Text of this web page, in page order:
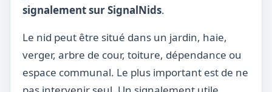
signalement sur SignalNids.
Le nid peut être situé dans un jardin, haie,
verger, arbre de cour, toiture, dépendance ou
espace communal. Le plus important est de ne